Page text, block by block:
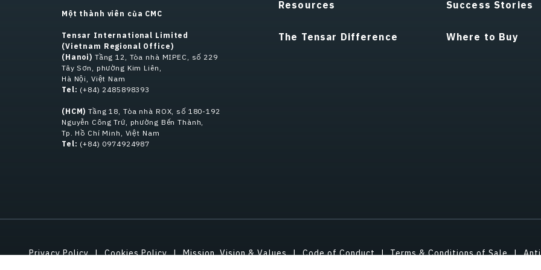
Một thành viên của CMC
Tensar International Limited
(Vietnam Regional Office)
(Hanoi) Tầng 12, Tòa nhà MIPEC, số 229
Tây Sơn, phường Kim Liên,
Hà Nội, Việt Nam
Tel: (+84) 2485898393
(HCM) Tầng 18, Tòa nhà ROX, số 180-192
Nguyễn Công Trứ, phường Bến Thành,
Tp. Hồ Chí Minh, Việt Nam
Tel: (+84) 0974924987
Resources
The Tensar Difference
Success Stories
Where to Buy
Privacy Policy Cookies Policy Mission, Vision & Values Code of Conduct Terms & Conditions of Sale